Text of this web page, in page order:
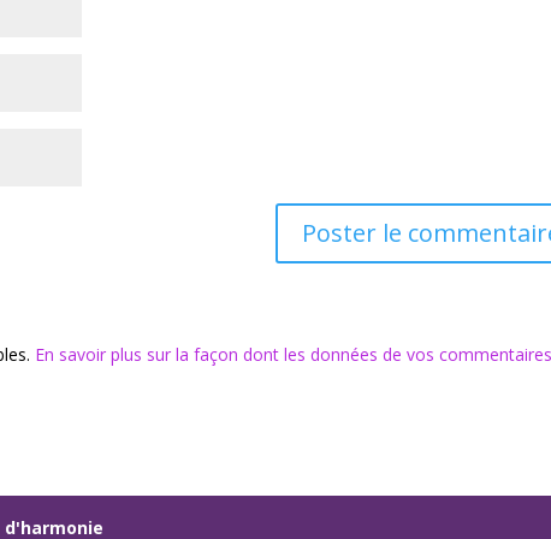
En savoir plus sur la façon dont les données de vos
d'harmonie